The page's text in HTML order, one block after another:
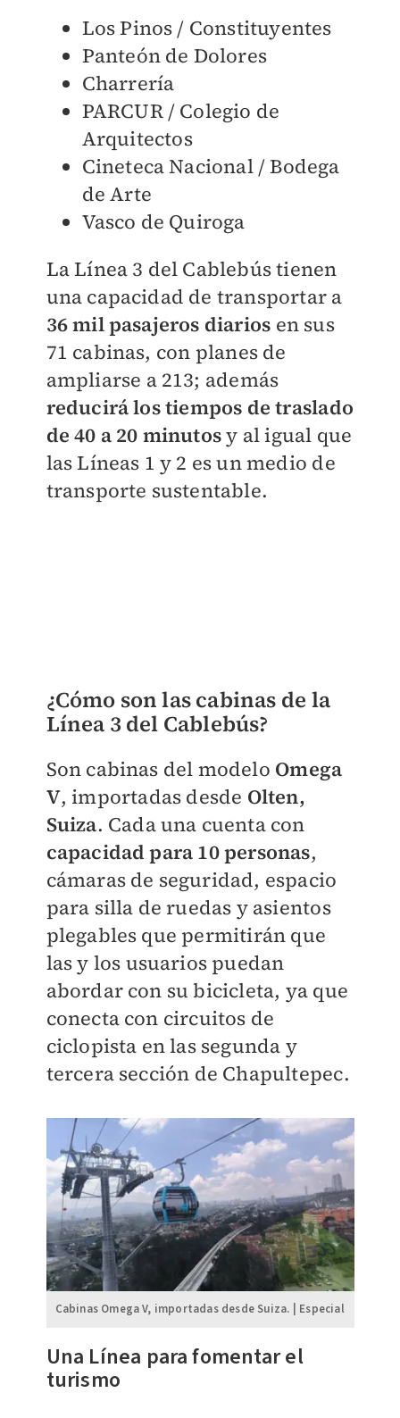
Los Pinos / Constituyentes
Panteón de Dolores
Charrería
PARCUR / Colegio de
Arquitectos
Cineteca Nacional / Bodega
de Arte
Vasco de Quiroga
La Línea 3 del Cablebús tienen
una capacidad de transportar a
36 mil pasajeros diarios en sus
71 cabinas, con planes de
ampliarse a 213; además
reducirá los tiempos de traslado
de 40 a 20 minutosy al igual que
las Líneas 1 y 2 es un medio de
transporte sustentable.
¿Cómo son las cabinas de la
Línea 3 del Cablebús?
Son cabinas del modelo Omega
V, importadas desde Olten,
Suiza. Cada una cuenta con
capacidad para 10 personas,
cámaras de seguridad, espacio
para silla de ruedas y asientos
plegables que permitirán que
las y los usuarios puedan
abordar con su bicicleta, ya que
conecta con circuitos de
ciclopista en las segunda y
tercera sección de Chapultepec.
Cabinas Omega V, importadas desde Suiza. | Especial
Una Línea para fomentar el
turismo